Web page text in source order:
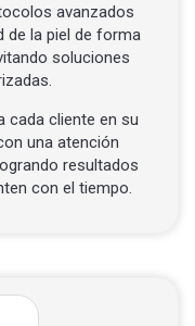
avanzados
de la piel de forma
soluciones
cada cliente en su
una atención
resultados
con el tiempo.